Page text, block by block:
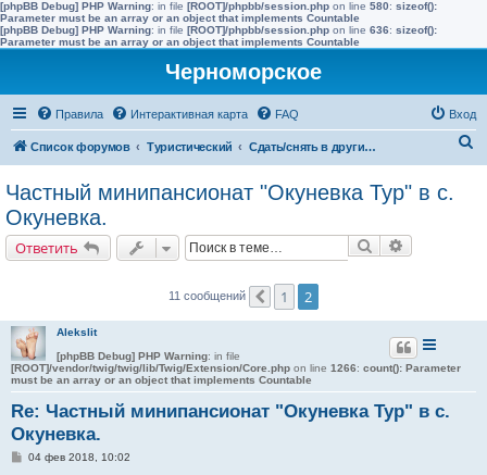
[phpBB Debug] PHP Warning: in file [ROOT]/phpbb/session.php on line 580: sizeof():
Parameter must be an array or an object that implements Countable
[phpBB Debug] PHP Warning: in file [ROOT]/phpbb/session.php on line 636: sizeof():
Parameter must be an array or an object that implements Countable
Черноморское
Правила Интерактивная карта FAQ Вход
Список форумов Туристический Сдать/снять в других населенных пунктах района
Частный минипансионат "Окуневка Тур" в с.
Окуневка.
Ответить Поиск
11 сообщений Пред.
1 2
Alekslit
[phpBB Debug] PHP Warning: in file
[ROOT]/vendor/twig/twig/lib/Twig/Extension/Core.php on line 1266: count(): Parameter
must be an array or an object that implements Countable
Re: Частный минипансионат "Окуневка Тур" в с.
Окуневка.
С04 фев 2018, 10:02